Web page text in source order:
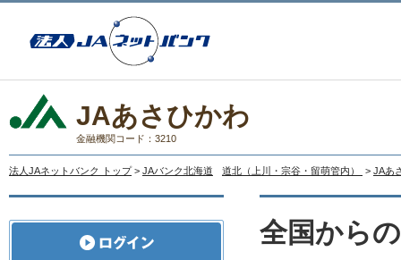
JAあさひかわ
金融機関コード：3210
法人JAネットバンク トップ > JAバンク北海道 道北（上川・宗谷・留萌管内） > JAあ
全国から